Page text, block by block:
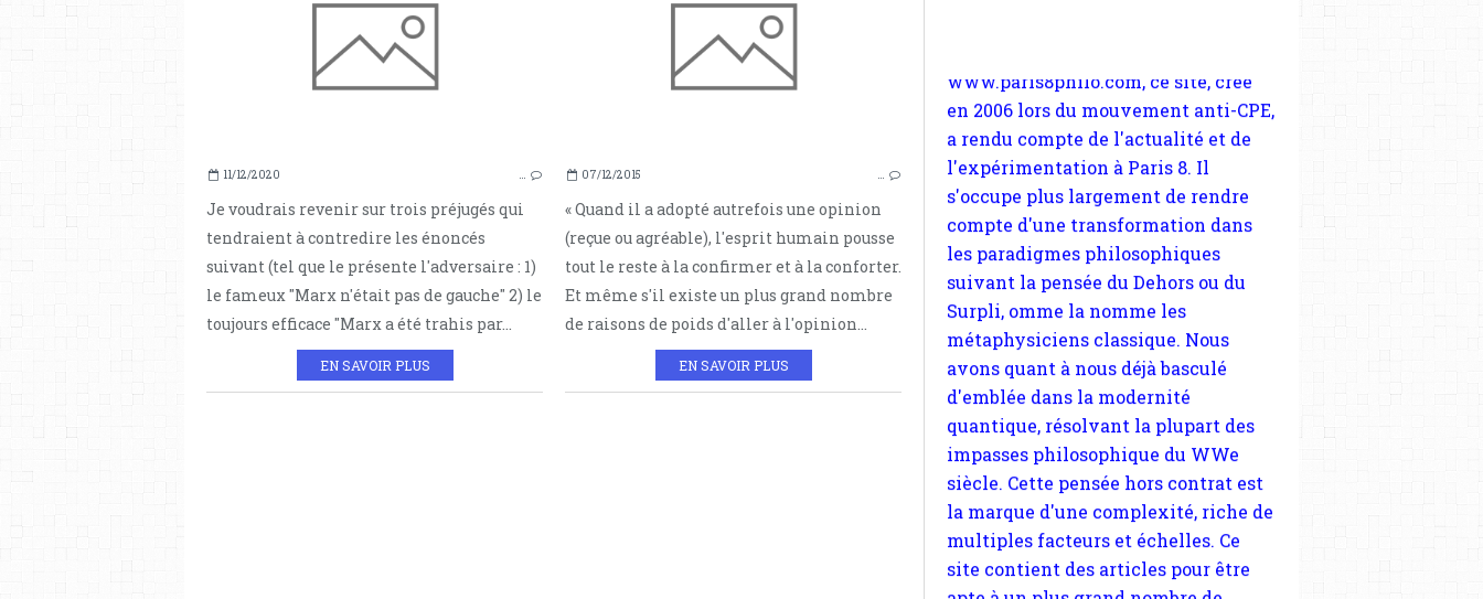
IDÉES REÇUES
INTUITIONS MORALES
11/12/2020 …
Je voudrais revenir sur trois préjugés qui
tendraient à contredire les énoncés
suivant (tel que le présente l'adversaire : 1)
le fameux "Marx n'était pas de gauche" 2) le
toujours efficace "Marx a été trahis par...
EN SAVOIR PLUS
NOUVELLE DONNE
FRIEDRICH NIETZSCHE
PENSÉES
PATRICE LORAUX
07/12/2015 …
« Quand il a adopté autrefois une opinion
(reçue ou agréable), l'esprit humain pousse
tout le reste à la confirmer et à la conforter.
Et même s'il existe un plus grand nombre
de raisons de poids d'aller à l'opinion...
EN SAVOIR PLUS
s'occupe plus largement de rendre
compte d'une transformation dans
les paradigmes philosophiques
suivant la pensée du Dehors ou du
Surpli, omme la nomme les
métaphysiciens classique. Nous
avons quant à nous déjà basculé
d'emblée dans la modernité
quantique, résolvant la plupart des
impasses philosophique du WWe
siècle. Cette pensée hors contrat est
la marque d'une complexité, riche de
multiples facteurs et échelles. Ce
site contient des articles pour être
apte à un plus grand nombre de
choses.